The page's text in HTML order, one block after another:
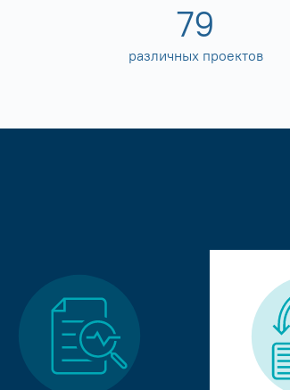
80
различных проектов